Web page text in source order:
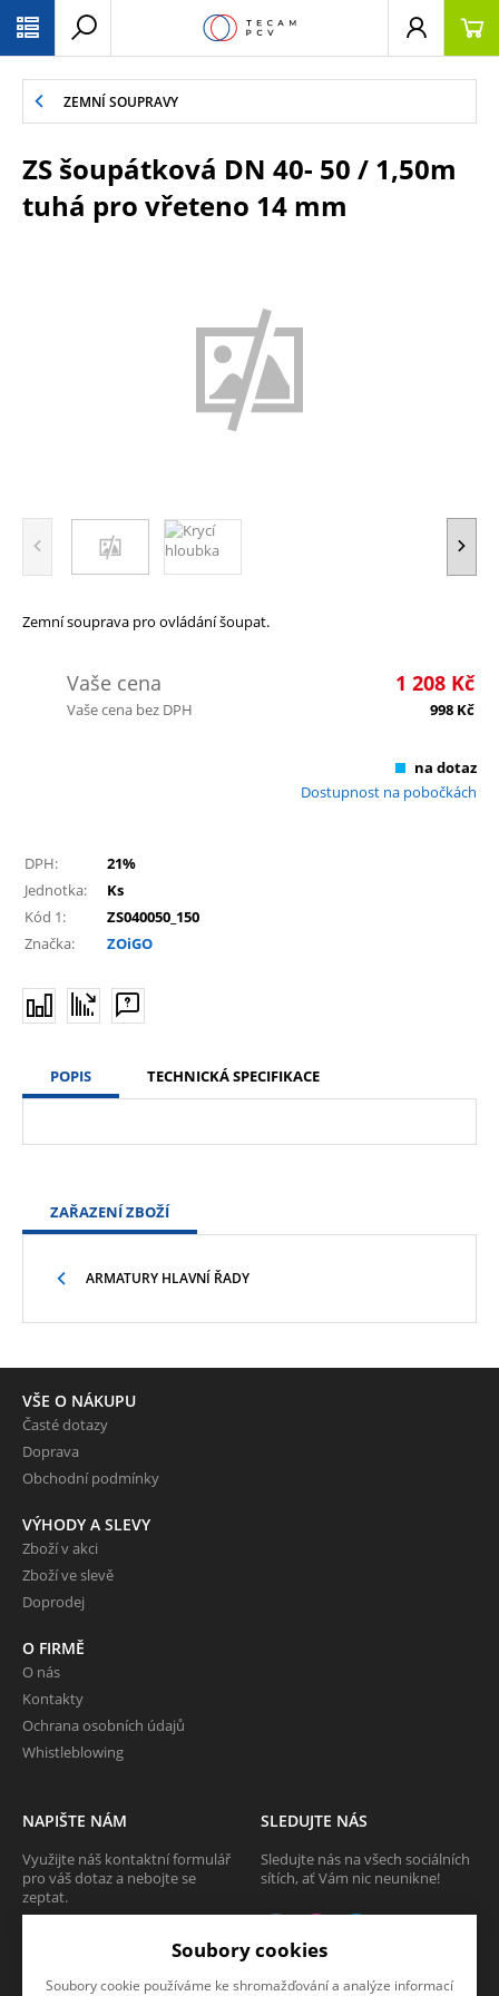
ZEMNÍ SOUPRAVY
ZS šoupátková DN 40- 50 / 1,50m
tuhá pro vřeteno 14 mm
Zemní souprava pro ovládání šoupat.
Vaše cena 1 208 Kč
Vaše cena bez DPH 998 Kč
na dotaz
Dostupnost na pobočkách
DPH:
21%
Jednotka:
Ks
Kód 1:
ZS040050_150
Značka:
ZOiGO
POPIS TECHNICKÁ SPECIFIKACE
ZAŘAZENÍ ZBOŽÍ
ARMATURY HLAVNÍ ŘADY
VŠE O NÁKUPU
Časté dotazy
Doprava
Obchodní podmínky
VÝHODY A SLEVY
Zboží v akci
Zboží ve slevě
Doprodej
O FIRMĚ
O nás
Kontakty
Ochrana osobních údajů
Whistleblowing
NAPIŠTE NÁM
Využijte náš kontaktní formulář
pro váš dotaz a nebojte se
zeptat.
SLEDUJTE NÁS
Sledujte nás na všech sociálních
sítích, ať Vám nic neunikne!
Soubory cookies
Soubory cookie používáme ke shromažďování a analýze informací